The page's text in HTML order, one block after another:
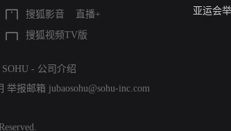
搜狐影音
直播+
搜狐视频TV版
亚运会
- 公司介绍
举报邮箱 jubaosohu@sohu-inc.com